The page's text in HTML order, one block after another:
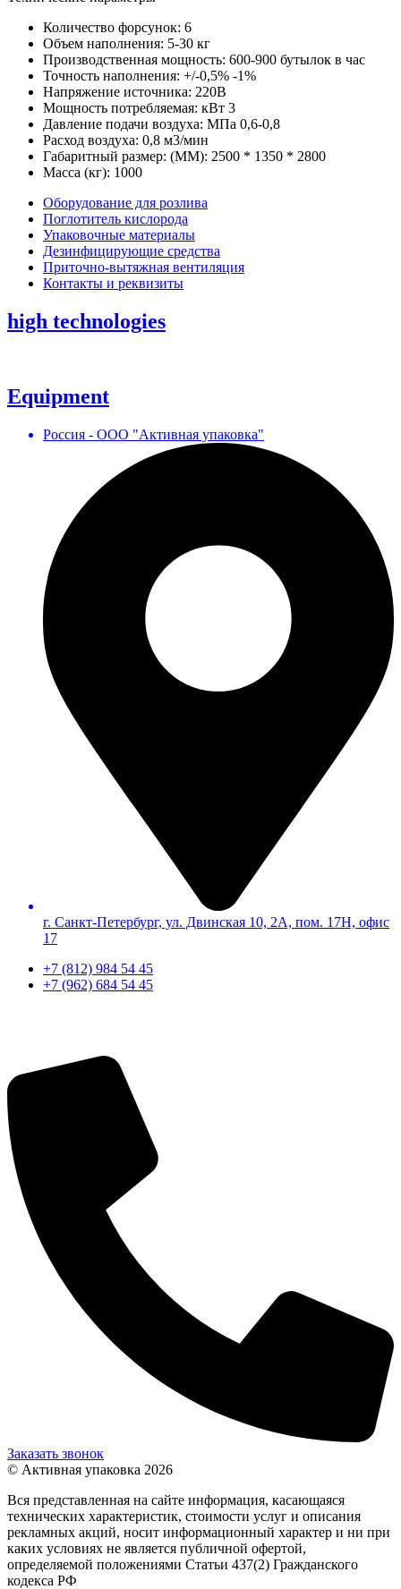
Количество форсунок: 6
Объем наполнения: 5-30 кг
Производственная мощность: 600-900 бутылок в час
Точность наполнения: +/-0,5% -1%
Напряжение источника: 220В
Мощность потребляемая: кВт 3
Давление подачи воздуха: МПа 0,6-0,8
Расход воздуха: 0,8 м3/мин
Габаритный размер: (ММ): 2500 * 1350 * 2800
Масса (кг): 1000
Оборудование для розлива
Поглотитель кислорода
Упаковочные материалы
Дезинфицирующие средства
Приточно-вытяжная вентиляция
Контакты и реквизиты
high technologies
Equipment
Россия - ООО "Активная упаковка"
г. Санкт-Петербург, ул. Двинская 10, 2А, пом. 17Н, офис
17
+7 (812) 984 54 45
+7 (962) 684 54 45
Заказать звонок
© Активная упаковка 2026
Вся представленная на сайте информация, касающаяся
технических характеристик, стоимости услуг и описания
рекламных акций, носит информационный характер и ни при
каких условиях не является публичной офертой,
определяемой положениями Статьи 437(2) Гражданского
кодекса РФ